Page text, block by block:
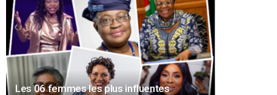
Les 06 femmes les plus influentes